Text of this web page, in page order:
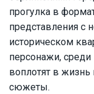
прогулка в
представления с
историческом
персонажи,
воплотят в
сюжеты.